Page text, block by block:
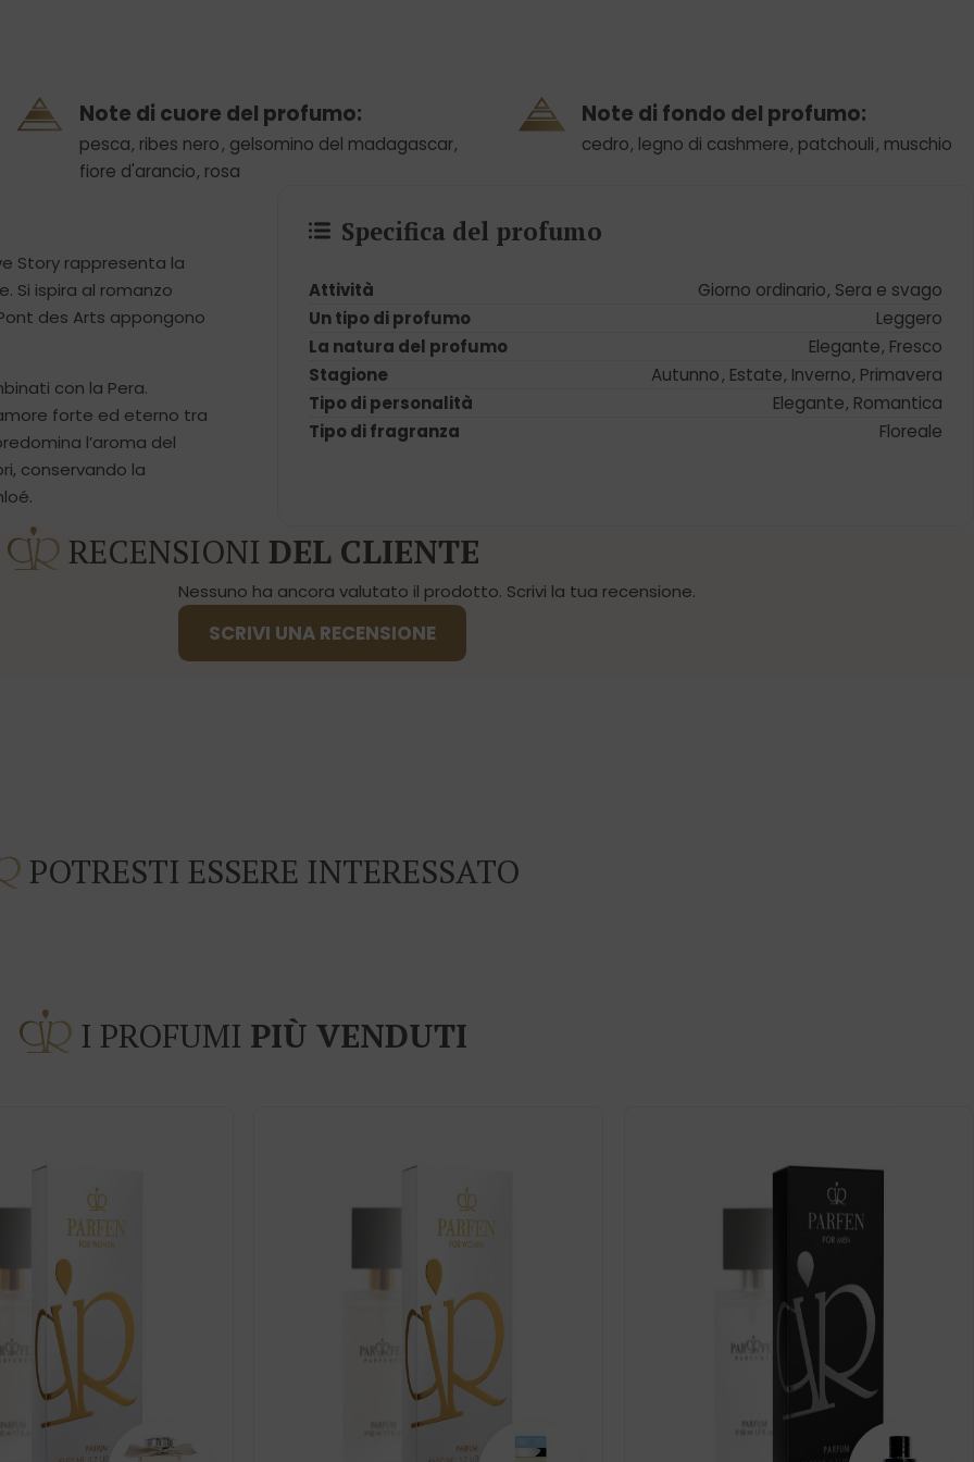
Note di cuore del profumo:
pesca, ribes nero, gelsomino del madagascar,
fiore d'arancio, rosa
Note di fondo del profumo:
cedro, legno di cashmere, patchouli, muschio
Story rappresenta la
Si ispira al romanzo
des Arts appongono
con la Pera.
forte ed eterno tra
l’aroma del
conservando la
Specifica del profumo
Attività Giorno ordinario, Sera e svago
Un tipo di profumo
Leggero
La natura del profumo
Elegante, Fresco
Stagione
Autunno, Estate, Inverno, Primavera
Tipo di personalità
Elegante, Romantica
Tipo di fragranza
Floreale
RECENSIONIDEL CLIENTE
Nessuno ha ancora valutato il prodotto. Scrivi la tua recensione.
SCRIVI UNA RECENSIONE
POTRESTI ESSERE INTERESSATO
I PROFUMI PIÙ VENDUTI